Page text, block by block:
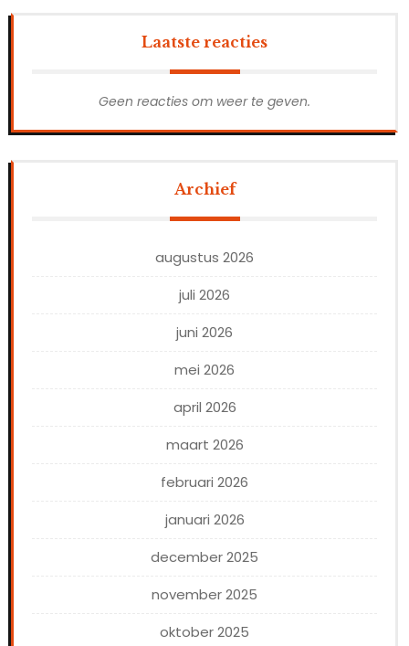
Laatste reacties
Geen reacties om weer te geven.
Archief
augustus 2026
juli 2026
juni 2026
mei 2026
april 2026
maart 2026
februari 2026
januari 2026
december 2025
november 2025
oktober 2025